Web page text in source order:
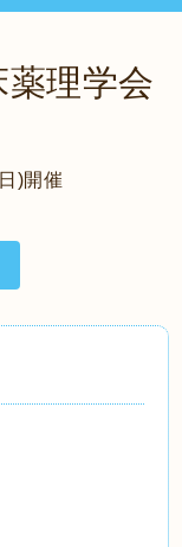
理学会
)開催